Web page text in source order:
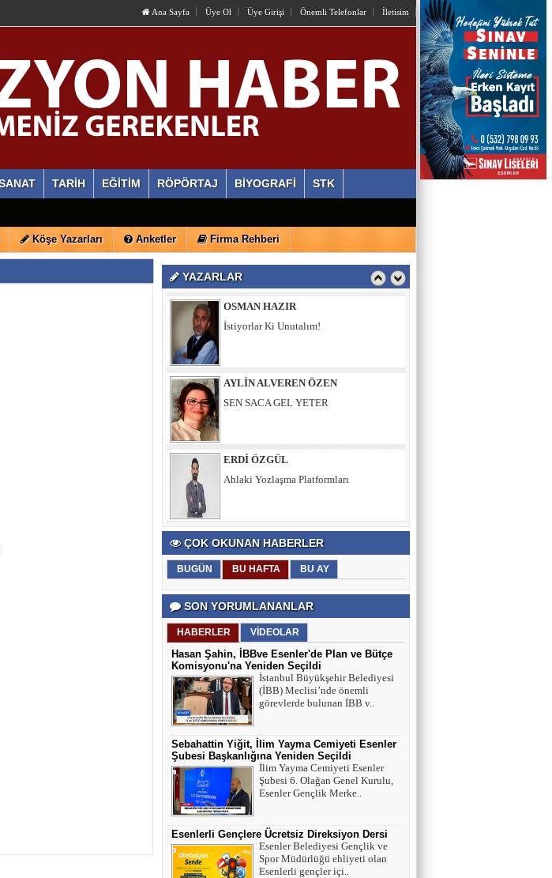
Ana Sayfa Üye Ol Üye Girişi Önemli Telefonlar İletisim
TARİH EĞİTİM RÖPÖRTAJ BİYOGRAFİ STK
Köşe Yazarları Anketler Firma Rehberi
YAZARLAR
Hamburgun karanlık sokakları
Zahid Medeni
Şehir ve Aile Şurasının Düşündürdükleri (2)
Bir İnsanlık Mektebi: Tosya Yaren Kültürü
YASİN ÖZEN
Miraç Gecesi Kudüs Davamız Kandil Olsun
OSMAN HAZIR
İstiyorlar Ki Unutalım!
AYLİN ALVEREN ÖZEN
SEN SACA GEL YETER
ERDİ ÖZGÜL
Ahlaki Yozlaşma Platformları
Kalbin Güzelse Kaybetsen Bile
Kazanıyorsun
MEHMET USDA
Sporun Dikkat Eksikliği ve Hipertivite
Bozukluğu Üzerinde Etkisi
BEYTULLAH YILDIRIM
Esenler Tarihi Su Yapıları Litros Su Terazisi
HÜSEYİN YILMAZ
TEŞEKKÜRLER
TARIK SEZAİ KARATEPE
İstanbul Sözleşmesi değil, 'Veda Hutbesi!
ÇOK OKUNAN HABERLER
BUGÜN BU HAFTA BU AY
SON YORUMLANANLAR
HABERLER VİDEOLAR
Hasan Şahin, İBBve Esenler'de Plan ve Bütçe
Komisyonu'na Yeniden Seçildi
İstanbul Büyükşehir Belediyesi
(İBB) Meclisi’nde önemli
görevlerde bulunan İBB v..
Sebahattin Yiğit, İlim Yayma Cemiyeti Esenler
Şubesi Başkanlığına Yeniden Seçildi
İlim Yayma Cemiyeti Esenler
Şubesi 6. Olağan Genel Kurulu,
Esenler Gençlik Merke..
Esenlerli Gençlere Ücretsiz Direksiyon Dersi
Esenler Belediyesi Gençlik ve
Spor Müdürlüğü ehliyeti olan
Esenlerli gençler içi..